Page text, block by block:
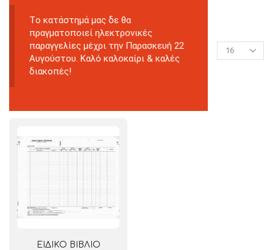
Tο κατάστημά μας δε θα
πραγματοποιεί ηλεκτρονικές
παραγγελίες μέχρι την Παρασκευή 22
Αυγούστου. Καλό καλοκαίρι & καλές
διακοπές!
ΕΙΔΙΚΟ ΒΙΒΛΙΟ